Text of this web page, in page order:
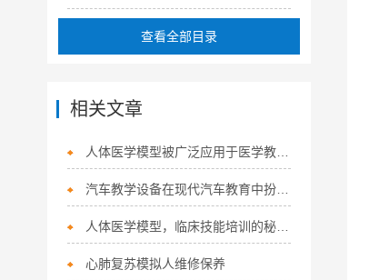
查看全部目录
相关文章
人体医学模型被广泛应用于医学教育和培训领域
汽车教学设备在现代汽车教育中扮演着不可或缺的角色
人体医学模型，临床技能培训的秘密武器？
心肺复苏模拟人维修保养